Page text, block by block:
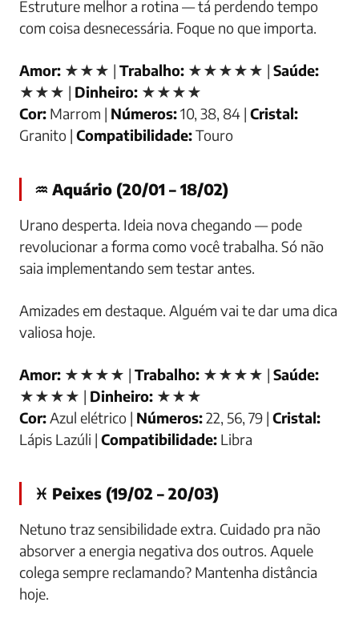
Estruture melhor a rotina — tá perdendo tempo
com coisa desnecessária. Foque no que importa.
Amor: ★★★ | Trabalho: ★★★★★ | Saúde:
★★★ | Dinheiro: ★★★★
Cor: Marrom | Números:10, 38, 84 | Cristal:
Granito | Compatibilidade:Touro
♒ Aquário (20/01 – 18/02)
Urano desperta. Ideia nova chegando — pode
revolucionar a forma como você trabalha. Só não
saia implementando sem testar antes.
Amizades em destaque. Alguém vai te dar uma dica
valiosa hoje.
Amor: ★★★★ | Trabalho: ★★★★ | Saúde:
★★★★ | Dinheiro: ★★★
Cor:Azul elétrico | Números:22, 56, 79 | Cristal:
Lápis Lazúli | Compatibilidade: Libra
♓ Peixes (19/02 – 20/03)
Netuno traz sensibilidade extra. Cuidado pra não
absorver a energia negativa dos outros. Aquele
colega sempre reclamando? Mantenha distância
hoje.